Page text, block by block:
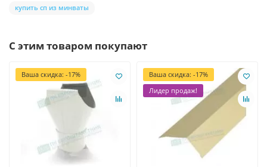
купить сп из минваты
С этим товаром покупают
Ваша скидка: -17%
Ваша скидка: -17%
Лидер продаж!